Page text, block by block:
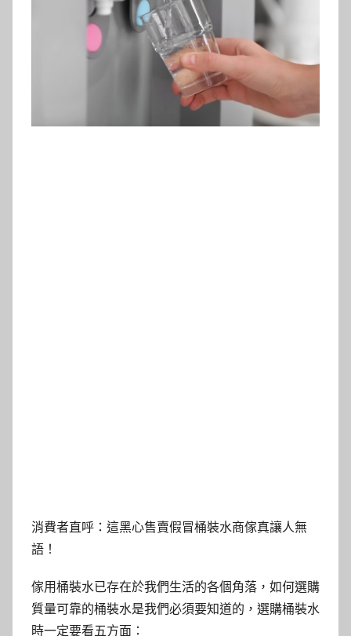
消費者直呼：這黑心售賣假冒桶裝水商傢真讓人無
語！
傢用桶裝水已存在於我們生活的各個角落，如何選購
質量可靠的桶裝水是我們必須要知道的，選購桶裝水
時一定要看五方面：